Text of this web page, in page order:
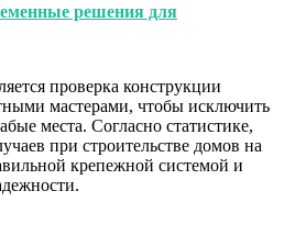
решения для
проверка конструкции
мастерами, чтобы исключить
места. Согласно статистике,
при строительстве домов на
крепежной системой и